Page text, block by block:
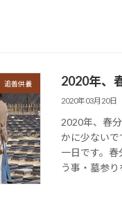
追善供養 2020年、
2020年03月20日
2020年、春
かに少ない
一日です。
う事・墓参